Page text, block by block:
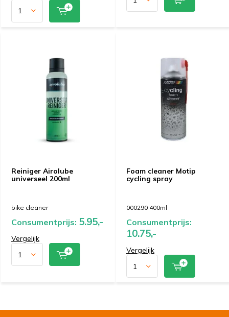
Reiniger Airolube
universeel 200ml
bike cleaner
Consumentprijs: 5.95,-
Vergelijk
Foam cleaner Motip
cycling spray
000290 400ml
Consumentprijs:
10.75,-
Vergelijk